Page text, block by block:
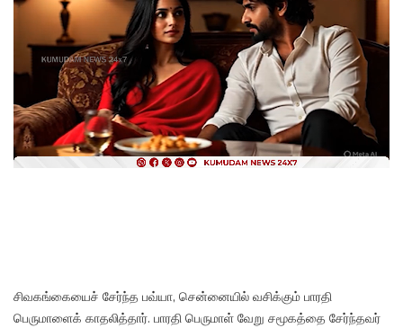
சிவகங்கையைச் சேர்ந்த பவ்யா, சென்னையில் வசிக்கும் பாரதி
பெருமாளைக் காதலித்தார். பாரதி பெருமாள் வேறு சமூகத்தை சேர்ந்தவர்